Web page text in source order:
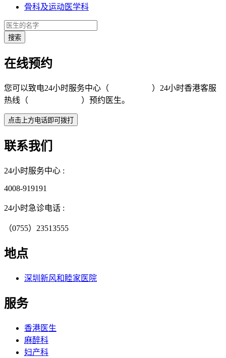
骨科及运动医学科
在线预约
您可以致电24小时服务中心（
）24小时香港客服
热线（
）预约医生。
联系我们
24小时服务中心 :
4008-919191
24小时急诊电话 :
（0755）23513555
地点
深圳新风和睦家医院
服务
香港医生
麻醉科
妇产科